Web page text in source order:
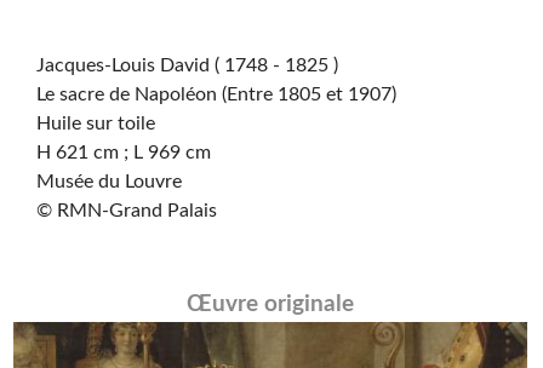
Jacques-Louis David ( 1748 - 1825 )
Le sacre de Napoléon (Entre 1805 et 1907)
Huile sur toile
H 621 cm ; L 969 cm
Musée du Louvre
© RMN-Grand Palais
Œuvre originale